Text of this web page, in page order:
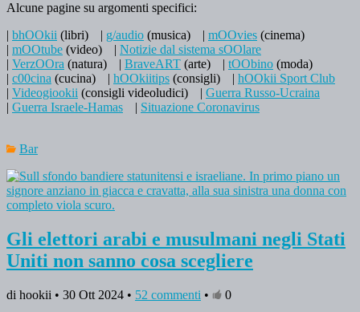
Alcune pagine su argomenti specifici:
| bhOOkii (libri) | g/audio (musica) | mOOvies (cinema)
| mOOtube (video) | Notizie dal sistema sOOlare
| VerzOOra (natura) | BraveART (arte) | tOObino (moda)
| c00cina (cucina) | hOOkiitips (consigli) | hOOkii Sport Club
| Videogiookii (consigli videoludici) | Guerra Russo-Ucraina
| Guerra Israele-Hamas | Situazione Coronavirus
Bar
Gli elettori arabi e musulmani negli Stati
Uniti non sanno cosa scegliere
di hookii • 30 Ott 2024 • 52 commenti • 0